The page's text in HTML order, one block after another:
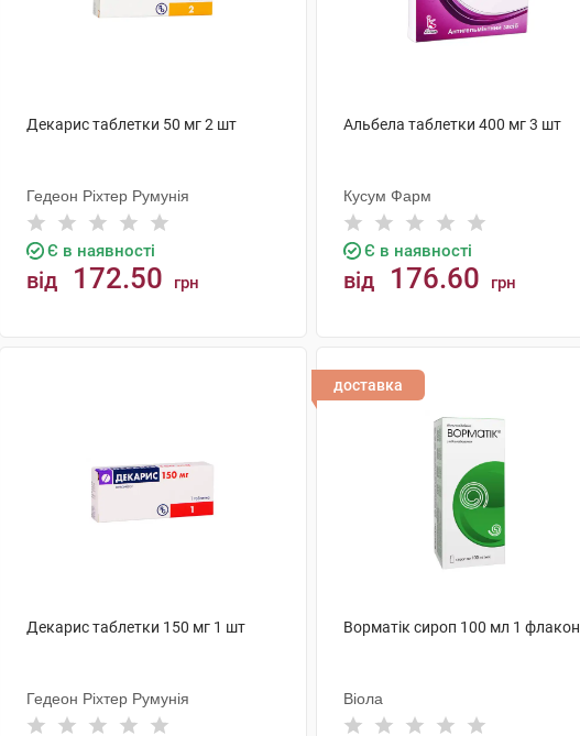
Декарис таблетки 50 мг 2 шт
Гедеон Ріхтер Румунія
Є в наявності
від 172.50 грн
Альбела таблетки 400 мг 3 шт
Кусум Фарм
Є в наявності
від 176.60 грн
Декарис таблетки 150 мг 1 шт
Гедеон Ріхтер Румунія
доставка
Ворматік сироп 100 мл 1 флакон
Віола